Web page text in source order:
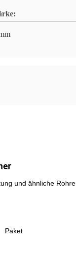
und ähnliche Rohre
Paket